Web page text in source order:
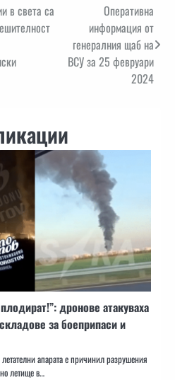
в света са
Оперативна
информация от
генералния щаб на
ВСУ за 25 февруари
2024
дронове атакуваха
за боеприпаси и
апарата е причинил разрушения
летище в…